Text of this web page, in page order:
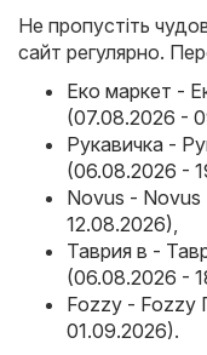
Не пропустіть
сайт регулярно.
Еко маркет -
(07.08.2026 -
Рукавичка -
(06.08.2026 -
Novus - Novus
12.08.2026)
Таврия в -
(06.08.2026 -
Fozzy - Fozzy
01.09.2026).